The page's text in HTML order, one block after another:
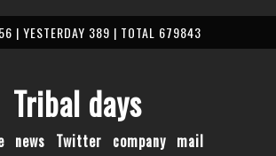
| YESTERDAY 389 | TOTAL 679843
Tribal days
news Twitter company mail